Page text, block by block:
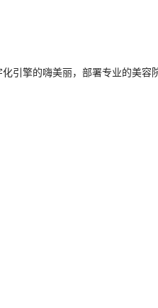
引擎的嗨美丽，部署专业的美